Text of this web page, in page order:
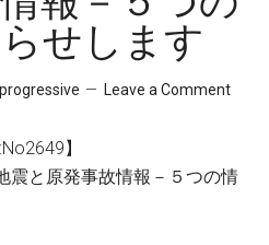
せします
Leave a Comment
】
震と原発事故情報－５つの情